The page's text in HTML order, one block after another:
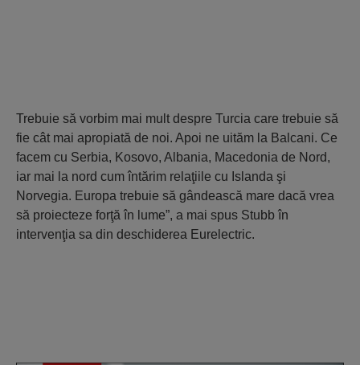
Trebuie să vorbim mai mult despre Turcia care trebuie să
fie cât mai apropiată de noi. Apoi ne uităm la Balcani. Ce
facem cu Serbia, Kosovo, Albania, Macedonia de Nord,
iar mai la nord cum întărim relaţiile cu Islanda şi
Norvegia. Europa trebuie să gândească mare dacă vrea
să proiecteze forţă în lume”, a mai spus Stubb în
intervenţia sa din deschiderea Eurelectric.